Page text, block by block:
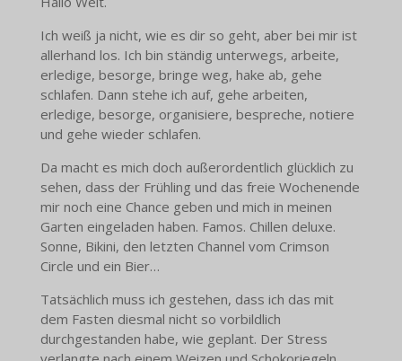
Ich weiß ja nicht, wie es dir so geht, aber bei mir ist
allerhand los. Ich bin ständig unterwegs, arbeite,
erledige, besorge, bringe weg, hake ab, gehe
schlafen. Dann stehe ich auf, gehe arbeiten,
erledige, besorge, organisiere, bespreche, notiere
und gehe wieder schlafen.
Da macht es mich doch außerordentlich glücklich zu
sehen, dass der Frühling und das freie Wochenende
mir noch eine Chance geben und mich in meinen
Garten eingeladen haben. Famos. Chillen deluxe.
Sonne, Bikini, den letzten Channel vom Crimson
Circle und ein Bier…
Tatsächlich muss ich gestehen, dass ich das mit
dem Fasten diesmal nicht so vorbildlich
durchgestanden habe, wie geplant. Der Stress